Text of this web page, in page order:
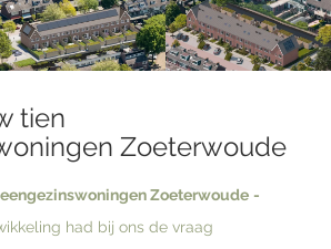
tien
Zoeterwoude
Zoeterwoude -
had bij ons de vraag